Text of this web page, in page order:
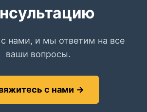
нами, и мы ответим на все
ваши вопросы.
с нами →